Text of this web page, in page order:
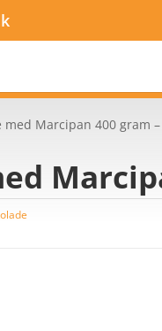
med Marcipan 400 gram